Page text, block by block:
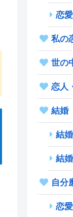
恋
私の
世の
恋人
結婚
結
結
自分
恋